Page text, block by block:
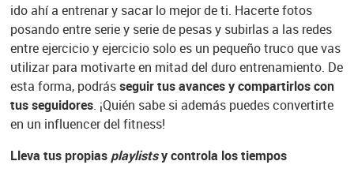
ido ahí a entrenar y sacar lo mejor de ti. Hacerte fotos
posando entre serie y serie de pesas y subirlas a las redes
entre ejercicio y ejercicio solo es un pequeño truco que vas
utilizar para motivarte en mitad del duro entrenamiento. De
esta forma, podrásseguir tus avances y compartirlos con
tus seguidores. ¡Quién sabe si además puedes convertirte
en un influencer del fitness!
Lleva tus propiasplaylistsy controla los tiempos